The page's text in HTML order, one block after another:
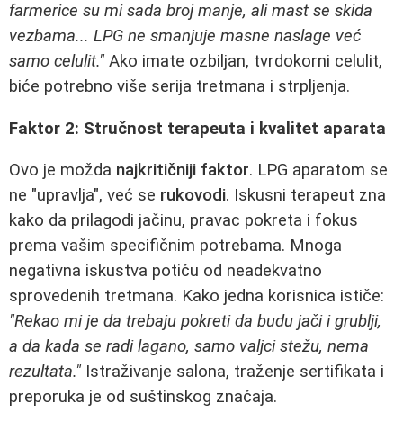
farmerice su mi sada broj manje, ali mast se skida
vezbama... LPG ne smanjuje masne naslage već
samo celulit." Ako imate ozbiljan, tvrdokorni celulit,
biće potrebno više serija tretmana i strpljenja.
Faktor 2: Stručnost terapeuta i kvalitet aparata
Ovo je možda najkritičniji faktor. LPG aparatom se
ne "upravlja", već se rukovodi. Iskusni terapeut zna
kako da prilagodi jačinu, pravac pokreta i fokus
prema vašim specifičnim potrebama. Mnoga
negativna iskustva potiču od neadekvatno
sprovedenih tretmana. Kako jedna korisnica ističe:
"Rekao mi je da trebaju pokreti da budu jači i grublji,
a da kada se radi lagano, samo valjci stežu, nema
rezultata." Istraživanje salona, traženje sertifikata i
preporuka je od suštinskog značaja.